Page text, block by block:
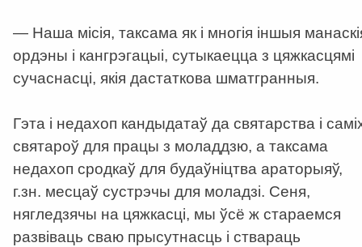
— Наша місія, таксама як і многія іншыя
ордэны і кангрэгацыі, сутыкаецца з цяжкасцямі
сучаснасці, якія дастаткова шматгранныя.
Гэта і недахоп кандыдатаў да святарства і
святароў для працы з моладдзю, а таксама
недахоп сродкаў для будаўніцтва араторыяў,
г.зн. месцаў сустрэчы для моладзі. Сеня,
нягледзячы на цяжкасці, мы ўсё ж стараемся
развіваць сваю прысутнасць і ствараць